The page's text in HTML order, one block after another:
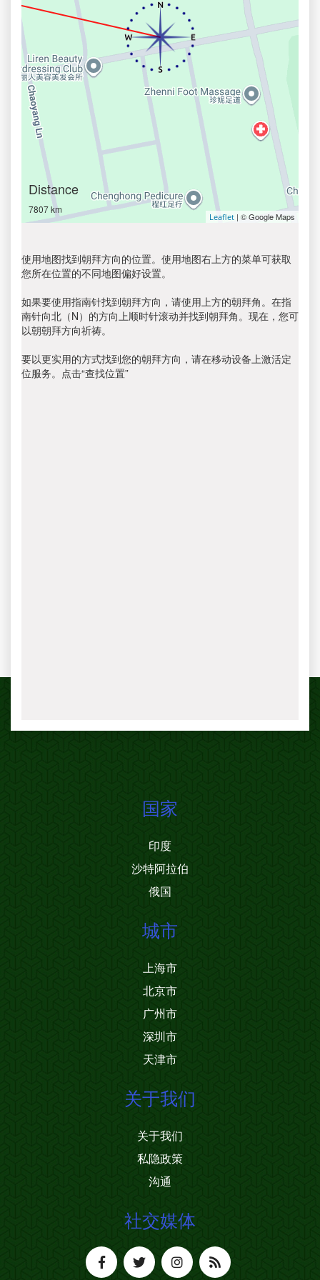
Distance
7807 km
Leaflet | © Google Maps
使用地图找到朝拜方向的位置。使用地图右上方的菜单可获取
您所在位置的不同地图偏好设置。
如果要使用指南针找到朝拜方向，请使用上方的朝拜角。在指
南针向北（N）的方向上顺时针滚动并找到朝拜角。现在，您可
以朝朝拜方向祈祷。
要以更实用的方式找到您的朝拜方向，请在移动设备上激活定
位服务。点击“查找位置”
国家
印度
沙特阿拉伯
俄国
城市
上海市
北京市
广州市
深圳市
天津市
关于我们
关于我们
私隐政策
沟通
社交媒体